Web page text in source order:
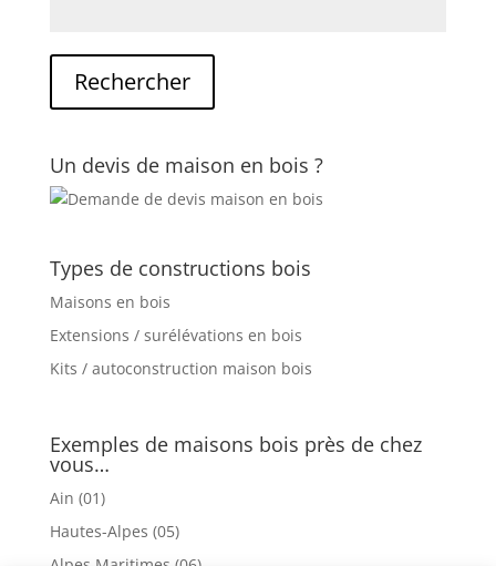
Un devis de maison en bois ?
Types de constructions bois
Maisons en bois
Extensions / surélévations en bois
Kits / autoconstruction maison bois
Exemples de maisons bois près de chez
vous…
Ain (01)
Hautes-Alpes (05)